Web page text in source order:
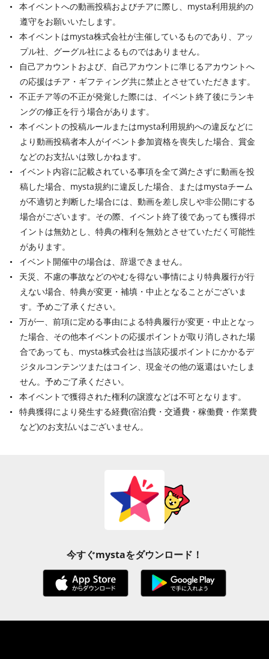
本イベントへの動画投稿およびチアに際し、mysta利用規約の
遵守をお願いいたします。
本イベントはmysta株式会社が主催しているものであり、アッ
プル社、グーグル社によるものではありません。
自己アカウントおよび、自己アカウントに準じるアカウントへ
の応援はチア・ギフティング共に禁止とさせていただきます。
不正チア等の不正が発覚した際には、イベント終了後にランキ
ングの修正を行う場合があります。
本イベントの投稿ルールまたはmysta利用規約への違反などに
より動画投稿者本人がイベント参加資格を喪失した場合、賞金
などのお支払いは致しかねます。
イベント内容に記載されている事項を全て満たさずに動画を投
稿した場合、mysta規約に違反した場合、またはmystaチーム
が不適切と判断した場合には、動画を差し戻しや非公開にする
場合がございます。その際、イベント終了後であっても獲得ポ
イントは無効とし、特典の権利を無効とさせていただく可能性
があります。
イベント開催中の場合は、辞退できません。
天災、不慮の事故などのやむを得ない事情により特典履行が行
えない場合、特典が変更・補填・中止となることがございま
す。予めご了承ください。
万が一、前項に定める事由による特典履行が変更・中止となっ
た場合、その他本イベントの応援ポイントが取り消しされた場
合であっても、mysta株式会社は当該応援ポイントにかかるデ
ジタルコンテンツまたはコイン、現金その他の返還はいたしま
せん。予めご了承ください。
本イベントで獲得された権利の譲渡などは不可となります。
特典獲得により発生する経費(宿泊費・交通費・稼働費・作業費
など)のお支払いはございません。
今すぐmystaをダウンロード！